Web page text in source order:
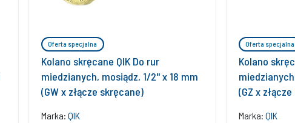
Oferta specjalna
Kolano skręcane QIK Do rur
miedzianych, mosiądz, 1/2'' x 18 mm
(GW x złącze skręcane)
Marka: QIK
Oferta specjalna
Kolano
(GZ x
Marka: QIK